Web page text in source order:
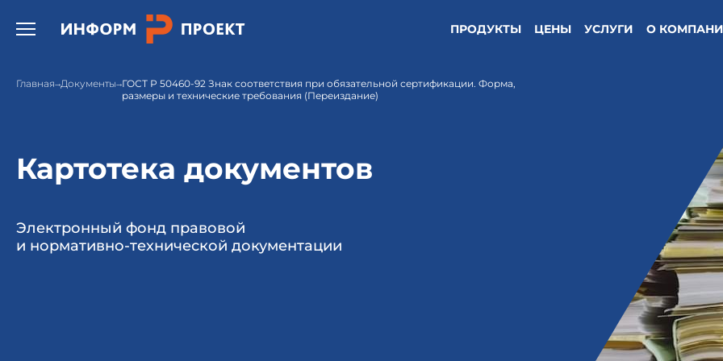
Открыть бургер меню. ПРОДУКТЫ ЦЕНЫ УСЛУГИ О
Главная Документы ГОСТ Р 50460-92 Знак соответствия при обязательной сертификации. Форма,
размеры и технические требования (Переиздание)
Картотека документов
Электронный фонд правовой
и нормативно-технической документации